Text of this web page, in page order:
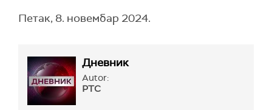
Петак, 8. новембар 2024.
Дневник
Autor:
РТС